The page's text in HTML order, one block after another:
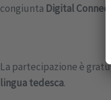
congiunta Digital Connect
La partecipazione è
lingua tedesca.